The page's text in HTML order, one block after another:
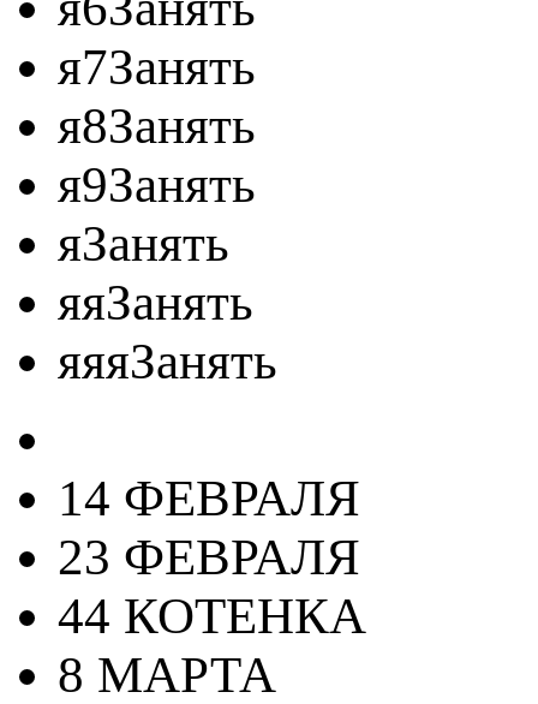
я7Занять
я8Занять
я9Занять
яЗанять
яяЗанять
яяяЗанять
14 ФЕВРАЛЯ
23 ФЕВРАЛЯ
44 КОТЕНКА
8 МАРТА